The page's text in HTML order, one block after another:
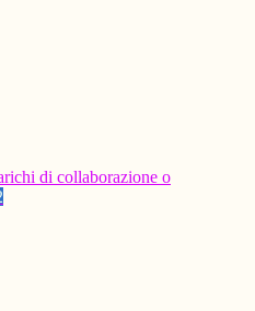
di collaborazione o